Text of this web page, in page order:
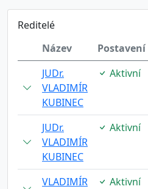
Reditelé
Název
Postavení
JUDr.
VLADIMÍR
KUBINEC
Aktivní
JUDr.
VLADIMÍR
KUBINEC
Aktivní
VLADIMÍR
Aktivní